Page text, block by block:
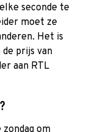
seconde te
moet ze
Het is
prijs van
aan RTL
zondag om